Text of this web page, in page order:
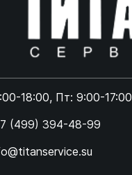
18:00, Пт: 9:00-17:00
(499) 394-48-99